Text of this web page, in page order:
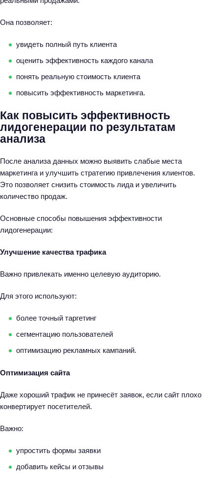
Она позволяет:
увидеть полный путь клиента
оценить эффективность каждого канала
понять реальную стоимость клиента
повысить эффективность маркетинга.
Как повысить эффективность
лидогенерации по результатам
анализа
После анализа данных можно выявить слабые места
маркетинга и улучшить стратегию привлечения клиентов.
Это позволяет снизить стоимость лида и увеличить
количество продаж.
Основные способы повышения эффективности
лидогенерации:
Улучшение качества трафика
Важно привлекать именно целевую аудиторию.
Для этого используют:
более точный таргетинг
сегментацию пользователей
оптимизацию рекламных кампаний.
Оптимизация сайта
Даже хороший трафик не принесёт заявок, если сайт плохо
конвертирует посетителей.
Важно:
упростить формы заявки
добавить кейсы и отзывы
й
и